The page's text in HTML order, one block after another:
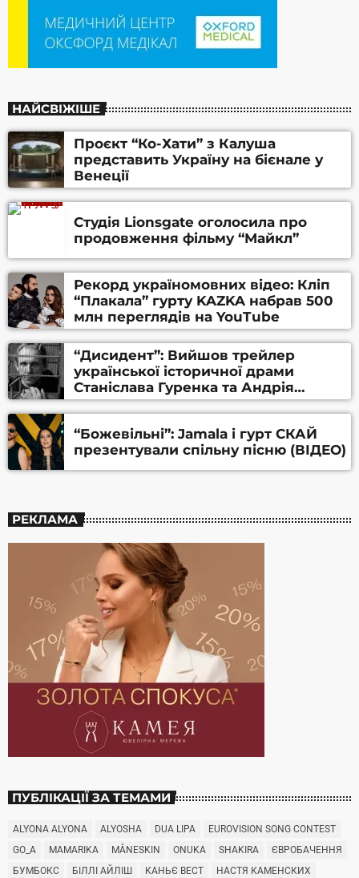
НАЙСВІЖІШЕ
Проєкт “Ко-Хати” з Калуша
представить Україну на бієнале у
Венеції
Студія Lionsgate оголосила про
продовження фільму “Майкл”
Рекорд україномовних відео: Кліп
“Плакала” гурту KAZKA набрав 500
млн переглядів на YouTube
“Дисидент”: Вийшов трейлер
української історичної драми
Станіслава Гуренка та Андрія
Алфьорова (ВІДЕО)
“Божевільні”: Jamala і гурт СКАЙ
презентували спільну пісню (ВІДЕО)
РЕКЛАМА
ПУБЛІКАЦІЇ ЗА ТЕМАМИ
ALYONA ALYONA ALYOSHA DUA LIPA
EUROVISION SONG CONTEST
GO_A
MAMARIKA MÅNESKIN ONUKA SHAKIRA
ЄВРОБАЧЕННЯ
БУМБОКС
БІЛЛІ АЙЛІШ КАНЬЄ ВЕСТ
НАСТЯ КАМЕНСКИХ